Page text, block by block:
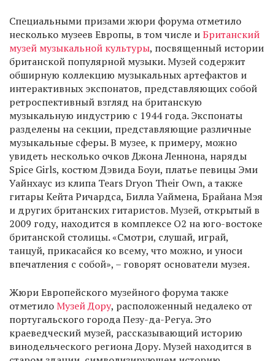
Специальными призами жюри форума отметило
несколько музеев Европы, в том числе иБританский
музей музыкальной культуры, посвященный истории
британской популярной музыки. Музей содержит
обширную коллекцию музыкальных артефактов и
интерактивных экспонатов, представляющих собой
ретроспективный взгляд на британскую
музыкальную индустрию с 1944 года. Экспонаты
разделены на секции, представляющие различные
музыкальные сферы. В музее, к примеру, можно
увидеть несколько очков Джона Леннона, наряды
Spice Girls, костюм Дэвида Боуи, платье певицы Эми
Уайнхаус из клипа Tears Dryon Their Own, а также
гитары Кейта Ричардса, Билла Уаймена, Брайана Мэя
и других британских гитаристов. Музей, открытый в
2009 году, находится в комплексе O2 на юго-востоке
британской столицы. «Смотри, слушай, играй,
танцуй, прикасайся ко всему, что можно, и уноси
впечатления с собой», – говорят основатели музея.
Жюри Европейского музейного форума также
отметилоМузей Дору, расположенный недалеко от
португальского города Пезу-да-Регуа. Это
краеведческий музей, рассказывающий историю
винодельческого региона Дору. Музей находится в